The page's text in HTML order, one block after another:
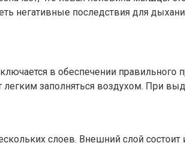
негативные последствия для
в обеспечении
легким заполняться воздухом. При
слоев. Внешний слой